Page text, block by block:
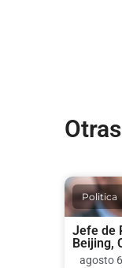
Politica
Jefe de
Beijing,
agosto